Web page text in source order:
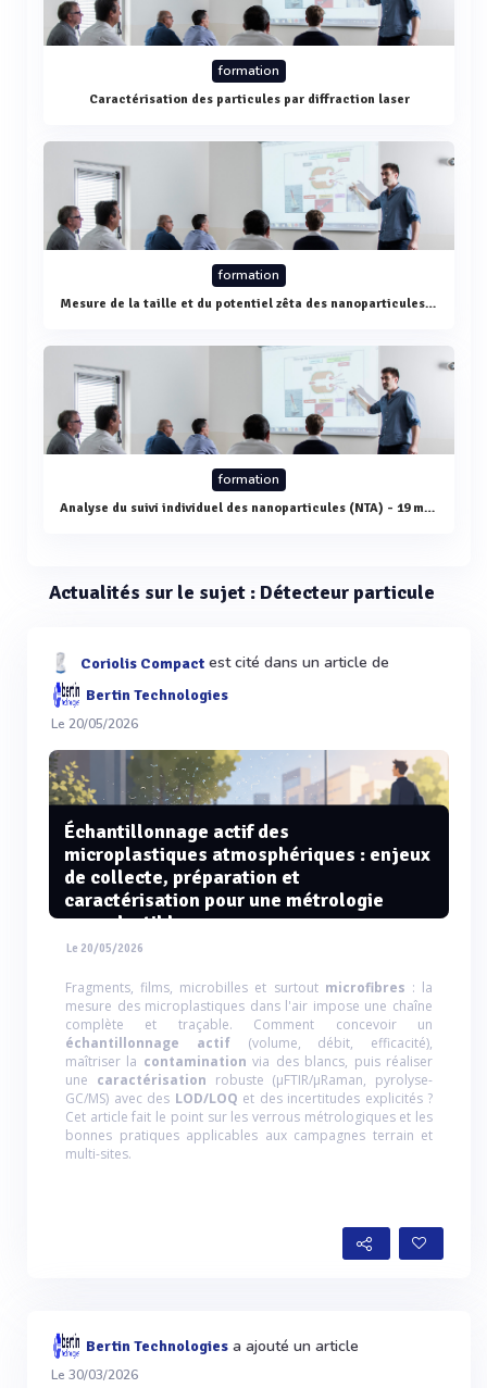
formation
Caractérisation des particules par diffraction laser
formation
Mesure de la taille et du potentiel zêta des nanoparticules par diffusion de la lumière - 12 mars
formation
Analyse du suivi individuel des nanoparticules (NTA) - 19 mars
Actualités sur le sujet : Détecteur particule
Coriolis Compact est cité dans un article de
Bertin Technologies
Le 20/05/2026
Échantillonnage actif des
microplastiques atmosphériques : enjeux
de collecte, préparation et
caractérisation pour une métrologie
reproductible
Le 20/05/2026
Fragments, films, microbilles et surtout microfibres : la
mesure des microplastiques dans l'air impose une chaîne
complète et traçable. Comment concevoir un
échantillonnage actif(volume, débit, efficacité),
maîtriser la contamination via des blancs, puis réaliser
une caractérisation robuste (µFTIR/µRaman, pyrolyse-
GC/MS) avec des LOD/LOQ et des incertitudes explicités ?
Cet article fait le point sur les verrous métrologiques et les
bonnes pratiques applicables aux campagnes terrain et
multi-sites.
Bertin Technologies a ajouté un article
Le 30/03/2026